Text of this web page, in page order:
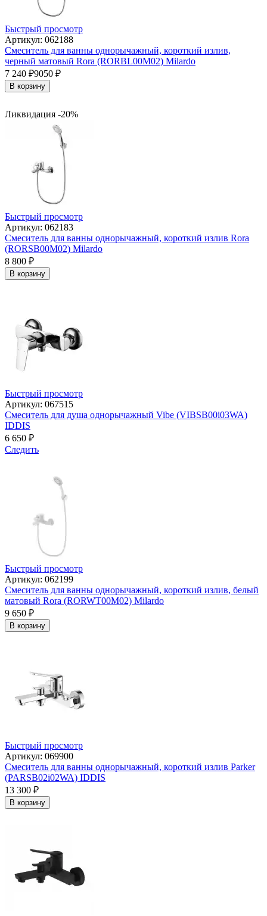
Быстрый просмотр
Артикул: 062188
Смеситель для ванны однорычажный, короткий излив,
черный матовый Rora (RORBL00M02) Milardo
7 240 ₽9050 ₽
В корзину
Ликвидация -20%
Быстрый просмотр
Артикул: 062183
Смеситель для ванны однорычажный, короткий излив Rora
(RORSB00M02) Milardo
8 800 ₽
В корзину
Быстрый просмотр
Артикул: 067515
Смеситель для душа однорычажный Vibe (VIBSB00i03WA)
IDDIS
6 650 ₽
Следить
Быстрый просмотр
Артикул: 062199
Смеситель для ванны однорычажный, короткий излив, белый
матовый Rora (RORWT00M02) Milardo
9 650 ₽
В корзину
Быстрый просмотр
Артикул: 069900
Смеситель для ванны однорычажный, короткий излив Parker
(PARSB02i02WA) IDDIS
13 300 ₽
В корзину